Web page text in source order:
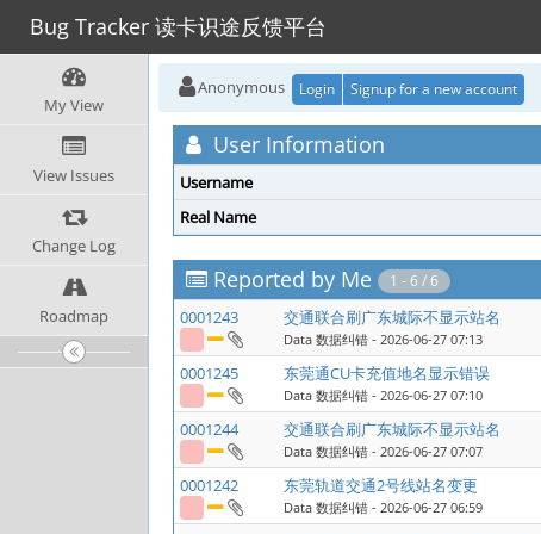
Bug Tracker 读卡识途反馈平台
My View
View Issues
Change Log
Roadmap
Anonymous Login Signup for a new account
User Information
Username
Real Name
Reported by Me 1 - 6 / 6
0001243 交通联合刷广东城际不显示站名
Data 数据纠错 - 2026-06-27 07:13
0001245 东莞通CU卡充值地名显示错误
Data 数据纠错 - 2026-06-27 07:10
0001244 交通联合刷广东城际不显示站名
Data 数据纠错 - 2026-06-27 07:07
0001242 东莞轨道交通2号线站名变更
Data 数据纠错 - 2026-06-27 06:59